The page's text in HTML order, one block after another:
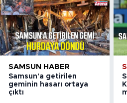
SAMSUN HABER
Samsun'a getirilen
geminin hasarı ortaya
çıktı